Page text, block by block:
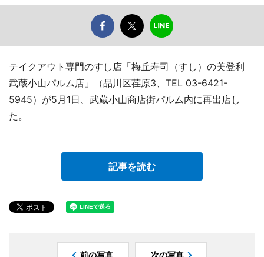
テイクアウト専門のすし店「梅丘寿司（すし）の美登利
武蔵小山パルム店」（品川区荏原3、TEL 03-6421-
5945）が5月1日、武蔵小山商店街パルム内に再出店し
た。
記事を読む
前の写真 次の写真